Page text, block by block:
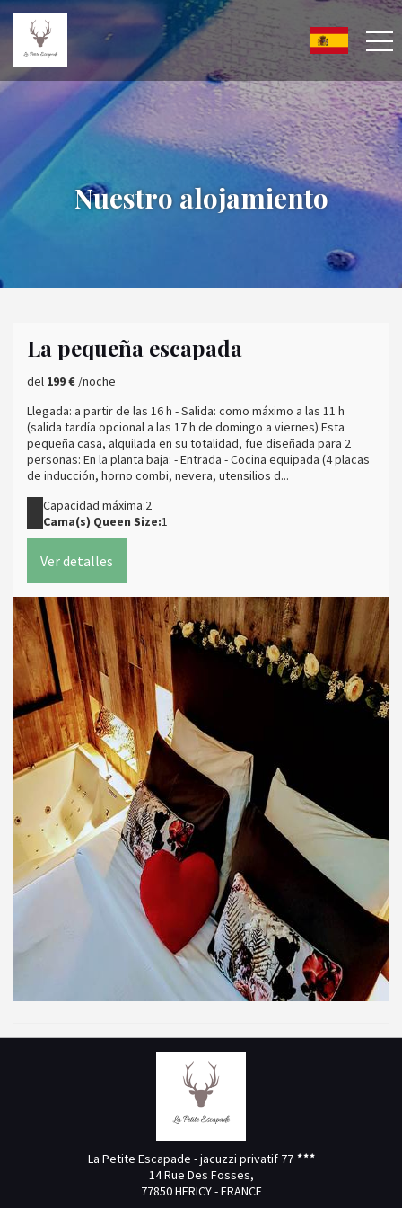
Nuestro alojamiento
La pequeña escapada
del 199 € /noche
Llegada: a partir de las 16 h - Salida: como máximo a las 11 h
(salida tardía opcional a las 17 h de domingo a viernes) Esta
pequeña casa, alquilada en su totalidad, fue diseñada para 2
personas: En la planta baja: - Entrada - Cocina equipada (4 placas
de inducción, horno combi, nevera, utensilios d...
Capacidad máxima:2
Cama(s) Queen Size:1
Ver detalles
La Petite Escapade - jacuzzi privatif 77
14 Rue Des Fosses,
77850 HERICY - FRANCE